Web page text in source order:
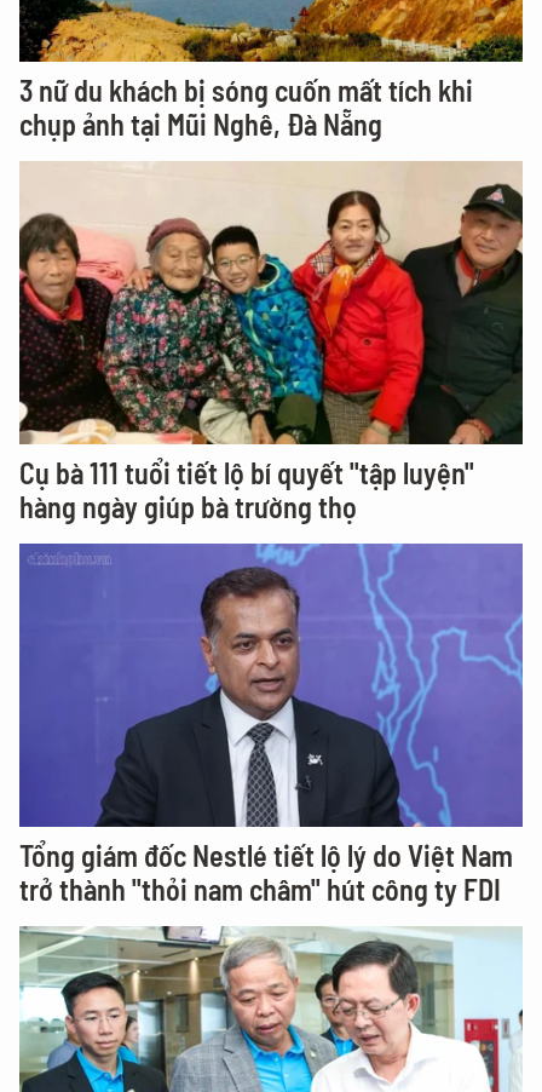
3 nữ du khách bị sóng cuốn mất tích khi
chụp ảnh tại Mũi Nghê, Đà Nẵng
Cụ bà 111 tuổi tiết lộ bí quyết "tập luyện"
hàng ngày giúp bà trường thọ
Tổng giám đốc Nestlé tiết lộ lý do Việt Nam
trở thành "thỏi nam châm" hút công ty FDI